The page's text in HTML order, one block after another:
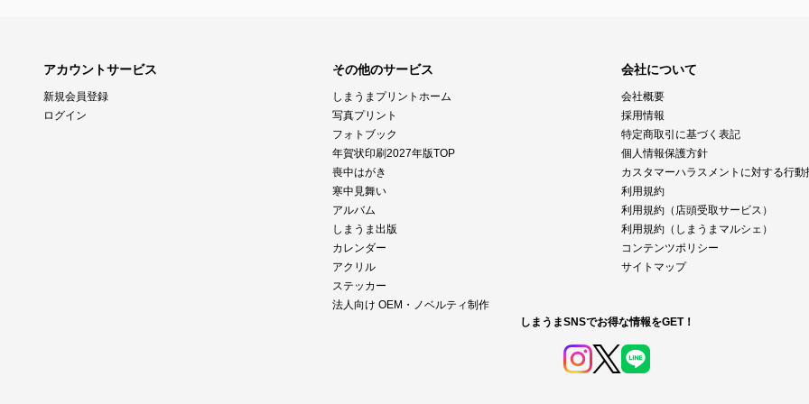
アカウントサービス
新規会員登録
ログイン
その他のサービス
しまうまプリントホーム
写真プリント
フォトブック
年賀状印刷2027年版TOP
喪中はがき
寒中見舞い
アルバム
しまうま出版
カレンダー
アクリル
ステッカー
法人向け OEM・ノベルティ制作
会社について
会社概要
採用情報
特定商取引に基づく表記
個人情報保護方針
カスタマーハラスメントに対する行動
利用規約
利用規約（店頭受取サービス）
利用規約（しまうまマルシェ）
コンテンツポリシー
サイトマップ
しまうまSNSでお得な情報をGET！